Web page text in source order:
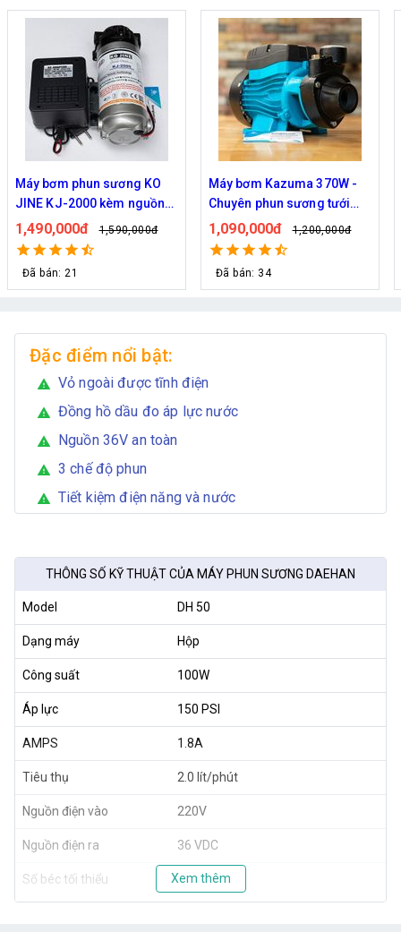
Máy bơm Kazuma 370W -
Chuyên phun sương tưới
cây
1,090,000đ 1,200,000đ
Đã bán: 34
Máy bơm phun sương Hàn
Quốc Daehan DH 50 - Hỗ trợ
từ 30 đến 50 béc phun
1,800,000đ 2,129,000đ
Đã bán: 21
Đặc điểm nổi bật:
warning Vỏ ngoài được tĩnh điện
warning Đồng hồ dầu đo áp lực nước
warning Nguồn 36V an toàn
warning 3 chế độ phun
warning Tiết kiệm điện năng và nước
THÔNG SỐ KỸ THUẬT CỦA MÁY PHUN SƯƠNG DAEHAN
Model DH 50
Dạng máy Hộp
Công suất 100W
Áp lực 150 PSI
AMPS 1.8A
Tiêu thụ 2.0 lít/phút
Nguồn điện vào 220V
Nguồn điện ra 36 VDC
Số béc tối thiểu 30 béc
Xem thêm